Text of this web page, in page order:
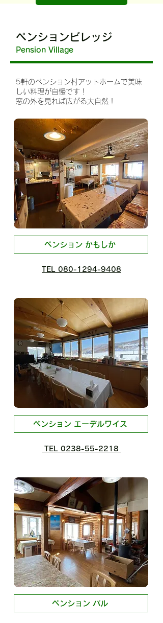
ペンションビレッジ
Pension Village
5軒のペンション村アットホームで美味
しい料理が自慢です！
窓の外を見れば広がる大自然！
ペンション かもしか
TEL 080-1294-9408
ペンション エーデルワイス
TEL 0238-55-2218
ペンション パル